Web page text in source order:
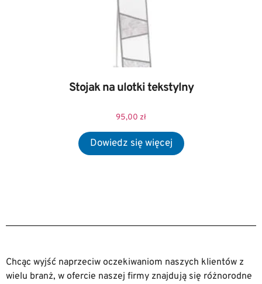
Stojak na ulotki tekstylny
95,00 zł
Chcąc wyjść naprzeciw oczekiwaniom naszych klientów z
wielu branż, w ofercie naszej firmy znajdują się różnorodne